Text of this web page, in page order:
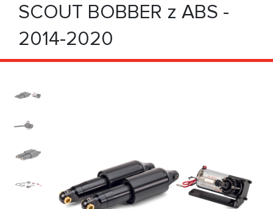
SCOUT BOBBER z ABS -
2014-2020